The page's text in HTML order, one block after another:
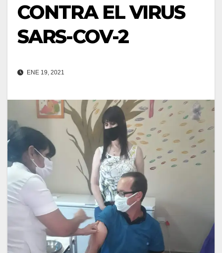
CONTRA EL VIRUS
SARS-COV-2
ENE 19, 2021